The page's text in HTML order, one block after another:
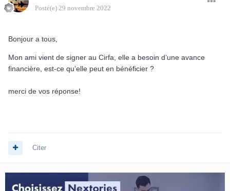
Posté(e) 29 novembre 2022
Bonjour a tous,
Mon ami vient de signer au Cirfa, elle a besoin d’une avance
financière, est-ce qu’elle peut en bénéficier ?
merci de vos réponse!
Citer